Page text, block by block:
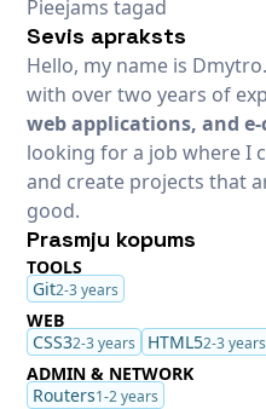
Pieejams tagad
Sevis apraksts
Hello, my name is
with over two years of
web applications, and
looking for a job where I
and create projects that
good.
Prasmju kopums
TOOLS
Git2-3 years
WEB
CSS32-3 years HTML52-3 years
ADMIN & NETWORK
Routers1-2 years